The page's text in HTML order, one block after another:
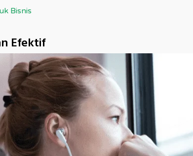
Bisnis
Efektif